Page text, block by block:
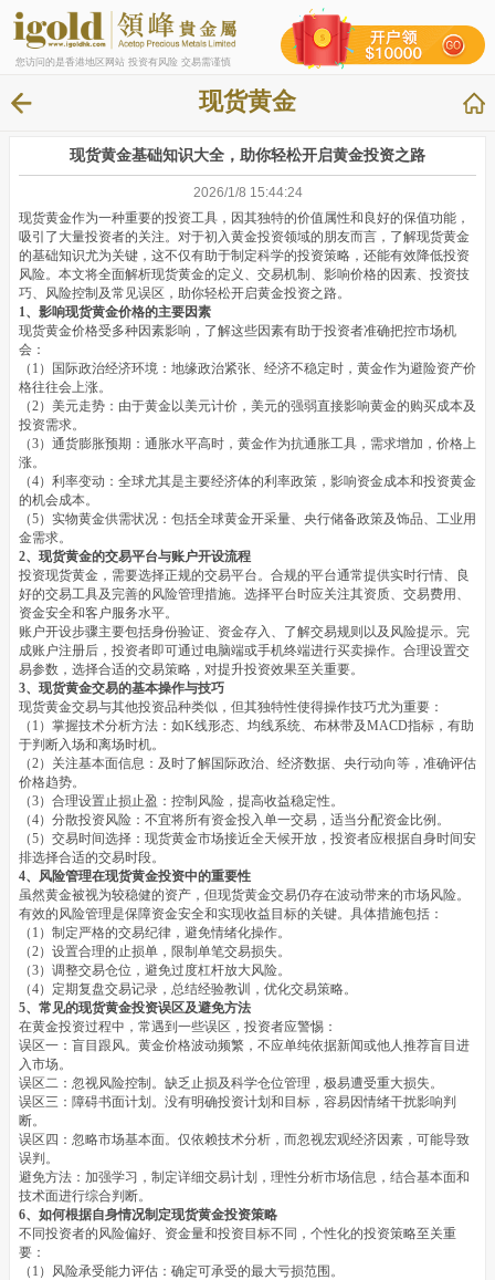
您访问的是香港地区网站 投资有风险 交易需谨慎
现货黄金
现货黄金基础知识大全，助你轻松开启黄金投资之路
2026/1/8 15:44:24
现货黄金作为一种重要的投资工具，因其独特的价值属性和良好的保值功能，
吸引了大量投资者的关注。对于初入黄金投资领域的朋友而言，了解现货黄金
的基础知识尤为关键，这不仅有助于制定科学的投资策略，还能有效降低投资
风险。本文将全面解析现货黄金的定义、交易机制、影响价格的因素、投资技
巧、风险控制及常见误区，助你轻松开启黄金投资之路。
1、影响现货黄金价格的主要因素
现货黄金价格受多种因素影响，了解这些因素有助于投资者准确把控市场机
会：
（1）国际政治经济环境：地缘政治紧张、经济不稳定时，黄金作为避险资产价
格往往会上涨。
（2）美元走势：由于黄金以美元计价，美元的强弱直接影响黄金的购买成本及
投资需求。
（3）通货膨胀预期：通胀水平高时，黄金作为抗通胀工具，需求增加，价格上
涨。
（4）利率变动：全球尤其是主要经济体的利率政策，影响资金成本和投资黄金
的机会成本。
（5）实物黄金供需状况：包括全球黄金开采量、央行储备政策及饰品、工业用
金需求。
2、现货黄金的交易平台与账户开设流程
投资现货黄金，需要选择正规的交易平台。合规的平台通常提供实时行情、良
好的交易工具及完善的风险管理措施。选择平台时应关注其资质、交易费用、
资金安全和客户服务水平。
账户开设步骤主要包括身份验证、资金存入、了解交易规则以及风险提示。完
成账户注册后，投资者即可通过电脑端或手机终端进行买卖操作。合理设置交
易参数，选择合适的交易策略，对提升投资效果至关重要。
3、现货黄金交易的基本操作与技巧
现货黄金交易与其他投资品种类似，但其独特性使得操作技巧尤为重要：
（1）掌握技术分析方法：如K线形态、均线系统、布林带及MACD指标，有助
于判断入场和离场时机。
（2）关注基本面信息：及时了解国际政治、经济数据、央行动向等，准确评估
价格趋势。
（3）合理设置止损止盈：控制风险，提高收益稳定性。
（4）分散投资风险：不宜将所有资金投入单一交易，适当分配资金比例。
（5）交易时间选择：现货黄金市场接近全天候开放，投资者应根据自身时间安
排选择合适的交易时段。
4、风险管理在现货黄金投资中的重要性
虽然黄金被视为较稳健的资产，但现货黄金交易仍存在波动带来的市场风险。
有效的风险管理是保障资金安全和实现收益目标的关键。具体措施包括：
（1）制定严格的交易纪律，避免情绪化操作。
（2）设置合理的止损单，限制单笔交易损失。
（3）调整交易仓位，避免过度杠杆放大风险。
（4）定期复盘交易记录，总结经验教训，优化交易策略。
5、常见的现货黄金投资误区及避免方法
在黄金投资过程中，常遇到一些误区，投资者应警惕：
误区一：盲目跟风。黄金价格波动频繁，不应单纯依据新闻或他人推荐盲目进
入市场。
误区二：忽视风险控制。缺乏止损及科学仓位管理，极易遭受重大损失。
误区三：障碍书面计划。没有明确投资计划和目标，容易因情绪干扰影响判
断。
误区四：忽略市场基本面。仅依赖技术分析，而忽视宏观经济因素，可能导致
误判。
避免方法：加强学习，制定详细交易计划，理性分析市场信息，结合基本面和
技术面进行综合判断。
6、如何根据自身情况制定现货黄金投资策略
不同投资者的风险偏好、资金量和投资目标不同，个性化的投资策略至关重
要：
（1）风险承受能力评估：确定可承受的最大亏损范围。